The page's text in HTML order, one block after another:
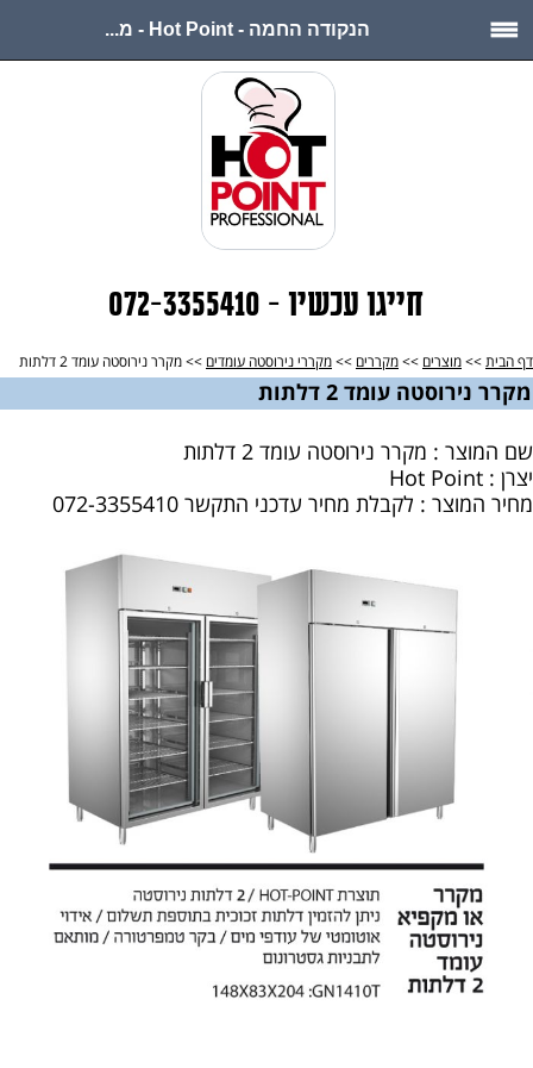
הנקודה החמה - Hot Point - מ...
חייגו עכשיו - 072-3355410
דף הבית >> מוצרים >> מקררים >> מקררי נירוסטה עומדים >> מקרר נירוסטה עומד 2 דלתות
מקרר נירוסטה עומד 2 דלתות
שם המוצר : מקרר נירוסטה עומד 2 דלתות
יצרן : Hot Point
מחיר המוצר : לקבלת מחיר עדכני התקשר 072-3355410